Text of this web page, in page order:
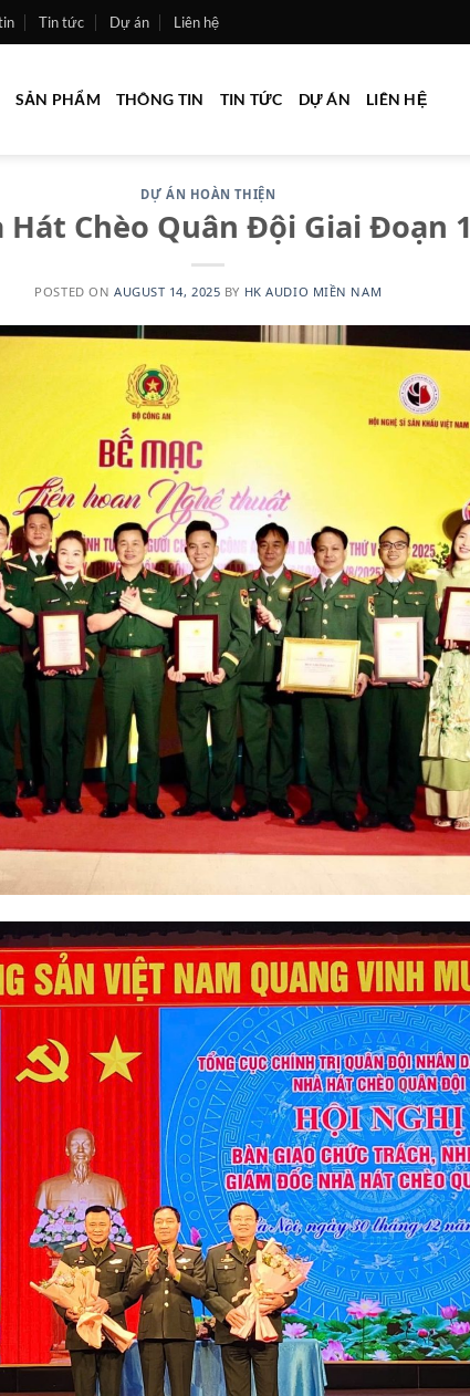
Tin tức Dự án Liên hệ
SẢN PHẨM THÔNG TIN TIN TỨC DỰ ÁN LIÊN HỆ
DỰ ÁN HOÀN THIỆN
Hát Chèo Quân Đội Giai Đoạn 1
POSTED ON AUGUST 14, 2025 BY HK AUDIO MIỀN NAM